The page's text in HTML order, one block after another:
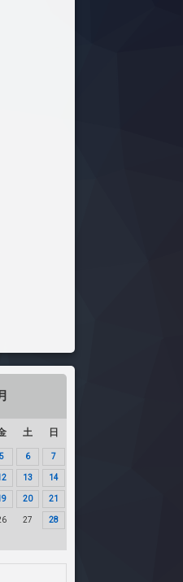
土 日
5 6 7
13 14
20 21
27 28